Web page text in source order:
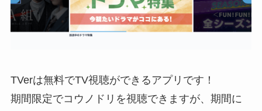
TVerは無料でTV視聴ができるアプリです！
期間限定でコウノドリを視聴できますが、期間に